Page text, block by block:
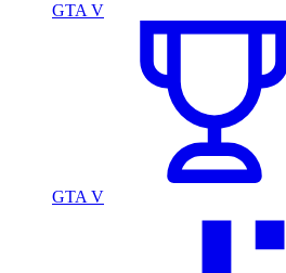
GTA V
GTA V